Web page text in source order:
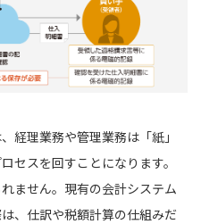
経理業務や管理業務は「紙」
セスを回すことになります。
ません。現有の会計システム
、仕訳や税額計算の仕組みだ